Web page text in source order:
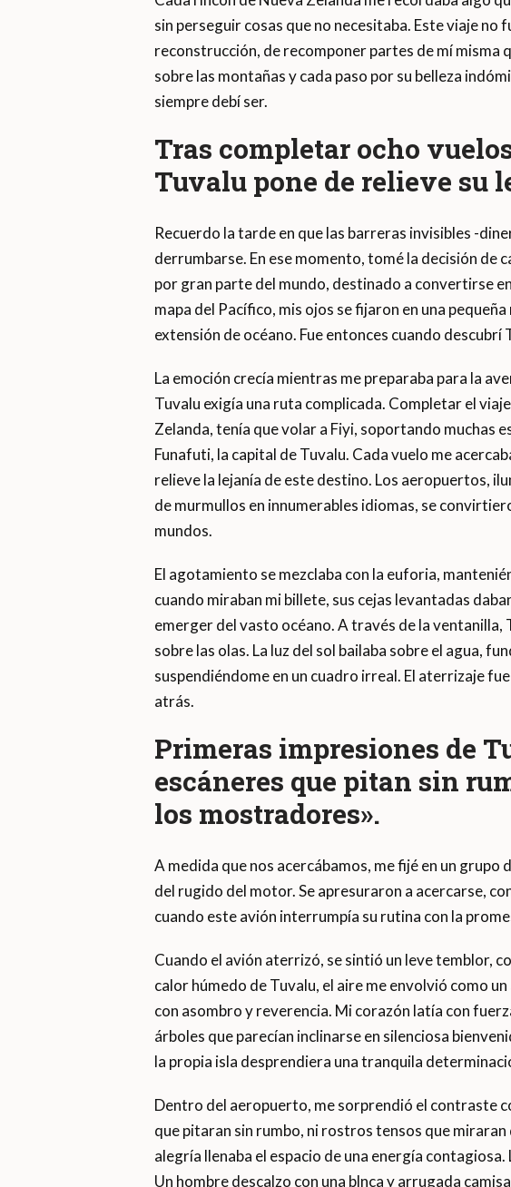
sin perseguir cosas que no necesitaba. Este viaje no
reconstrucción, de recomponer partes de mí misma
sobre las montañas y cada paso por su belleza
siempre debí ser.
Tras completar ocho
Tuvalu pone de relieve su
Recuerdo la tarde en que las barreras invisibles -
derrumbarse. En ese momento, tomé la decisión de
por gran parte del mundo, destinado a convertirse
mapa del Pacífico, mis ojos se fijaron en una
extensión de océano. Fue entonces cuando descubrí
La emoción crecía mientras me preparaba para la
Tuvalu exigía una ruta complicada. Completar el
Zelanda, tenía que volar a Fiyi, soportando muchas
Funafuti, la capital de Tuvalu. Cada vuelo me
relieve la lejanía de este destino. Los aeropuertos,
de murmullos en innumerables idiomas, se
mundos.
El agotamiento se mezclaba con la euforia,
cuando miraban mi billete, sus cejas levantadas
emerger del vasto océano. A través de la
sobre las olas. La luz del sol bailaba sobre el agua,
suspendiéndome en un cuadro irreal. El aterrizaje
atrás.
Primeras impresiones de
escáneres que pitan sin
los mostradores».
A medida que nos acercábamos, me fijé en un grupo
del rugido del motor. Se apresuraron a acercarse,
cuando este avión interrumpía su rutina con la
Cuando el avión aterrizó, se sintió un leve temblor,
calor húmedo de Tuvalu, el aire me envolvió como
con asombro y reverencia. Mi corazón latía con
árboles que parecían inclinarse en silenciosa
la propia isla desprendiera una tranquila
Dentro del aeropuerto, me sorprendió el contraste
que pitaran sin rumbo, ni rostros tensos que
alegría llenaba el espacio de una energía
Un hombre descalzo con una blnca y arrugada